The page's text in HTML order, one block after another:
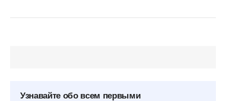
Узнавайте обо всем первыми